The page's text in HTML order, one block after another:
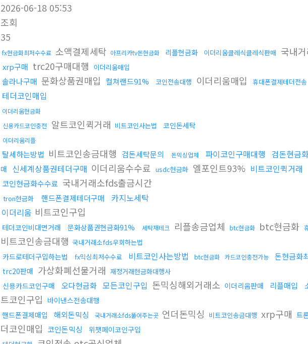
2026-06-18 05:53
조회
35
fx현금화최저수수료 소액결제세탁 아프리카tv돈현금화 리플현금화 이더리움클레식클레식판매 국내
xrp구매 trc20구매대행 이더리움매입
솔라나구매 문화상품권매입 컬쳐랜드91% 코인전송대행 이더리움매입 휴대폰결제테더전송
테더코인매입
이더리움현금화
신용카드코인충전 알트코인퀵거래 비트코인사는법 코인돈세탁
이더리움리플
탈세하는방법 비트코인송금대행 검돈세탁문의 돈믹싱업체 파이코인구매대행 검돈현금
매 신세계상품권테더구매 이더리움수수료 usdc현금화 엘포인트93% 비트코인퀵거래
코인현금화수수료 국내거래소fds출금시간
tron현금화 핸드폰결제테더구매
카지노세탁
이더리움 비트코인구입
테더코인비대면거래 문화상품권현금화91% 세탁재테크 리플송금업체 btc현금화 btc현금화
비트코인송금대행 국내거래소fds우회하는법
카드로테더구입하는법 fx믹싱최저수수료 비트코인사는방법 btc현금화 카드코인충전가능 돈현금화
trc20판매 가상화폐선물거래 재정거래현금화대행사
신용카드코인구매 오다현금화 모든코인구입 돈믹싱해외거래소 이더리움판매 리플매입
트코인구입 바이낸스전송대행
핸드폰결제매입
해외돈믹싱 국내거래소fds뚫어주는곳 언더돈믹싱 비트코인송금대행 xrp구매 트
더코인매입 코인돈믹싱 위챗페이코인구입